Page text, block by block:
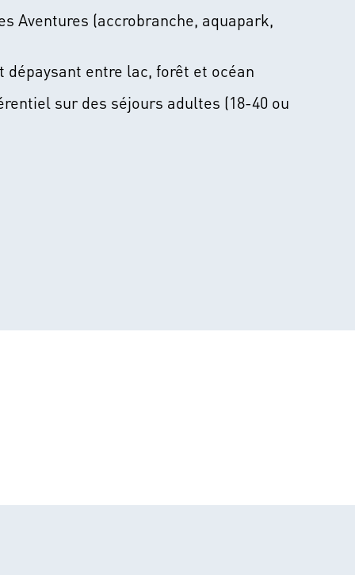
Aventures (accrobranche, aquapark,
dépaysant entre lac, forêt et océan
sur des séjours adultes (18-40 ou